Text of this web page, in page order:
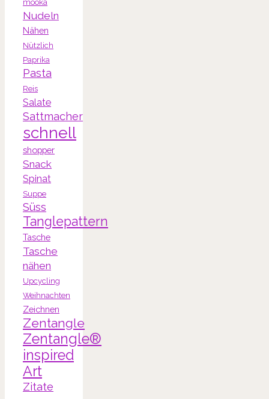
mooka
Nudeln
Nähen
Nützlich
Paprika
Pasta
Reis
Salate
Sattmacher
schnell
shopper
Snack
Spinat
Suppe
Süss
Tanglepattern
Tasche
Tasche
nähen
Upcycling
Weihnachten
Zeichnen
Zentangle
Zentangle®
inspired
Art
Zitate